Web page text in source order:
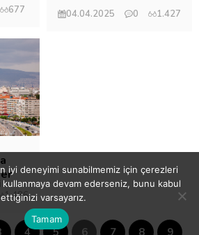
677 04.04.2025 0 1.427
1.486
4 5 6 7 8 9
iyi deneyimi sunabilmemiz için çerezleri
kullanmaya devam ederseniz, bunu kabul
ettiğinizi varsayarız.
Tamam